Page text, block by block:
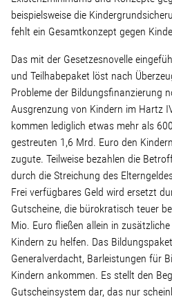
Mediathek
Über
Das
beispielsweise die
fehlt ein Gesamtkonzept gegen
Das mit der Gesetzesnovelle
und Teilhabepaket löst nach
Probleme der Bildungsfinanzierung
Ausgrenzung von Kindern im Hartz
kommen lediglich etwas mehr als
gestreuten 1,6 Mrd. Euro den
zugute. Teilweise bezahlen die
durch die Streichung des
Frei verfügbares Geld wird ersetzt
Gutscheine, die bürokratisch teuer
Mio. Euro fließen allein in
Kindern zu helfen. Das
Generalverdacht, Barleistungen für
Kindern ankommen. Es stellt den
Gutscheinsystem dar, das nur